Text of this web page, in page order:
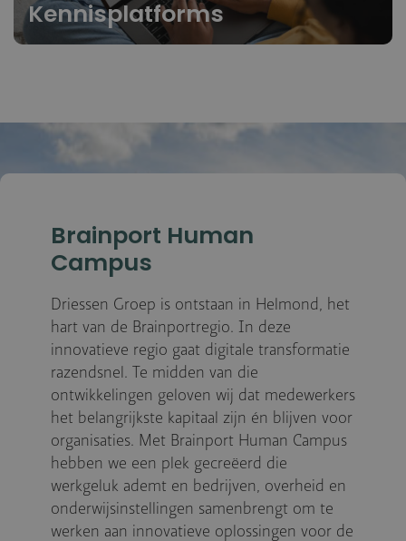
Kennisplatforms
Brainport Human
Campus
Driessen Groep is ontstaan in Helmond, het
hart van de Brainportregio. In deze
innovatieve regio gaat digitale transformatie
razendsnel. Te midden van die
ontwikkelingen geloven wij dat medewerkers
het belangrijkste kapitaal zijn én blijven voor
organisaties. Met Brainport Human Campus
hebben we een plek gecreëerd die
werkgeluk ademt en bedrijven, overheid en
onderwijsinstellingen samenbrengt om te
werken aan innovatieve oplossingen voor de